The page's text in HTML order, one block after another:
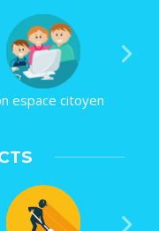
espace citoyen